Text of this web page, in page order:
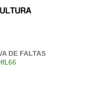
DE FALTAS